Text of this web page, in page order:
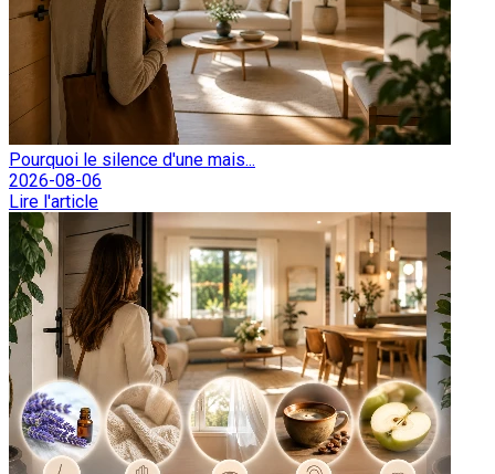
Pourquoi le silence d'une mais...
2026-08-06
Lire l'article